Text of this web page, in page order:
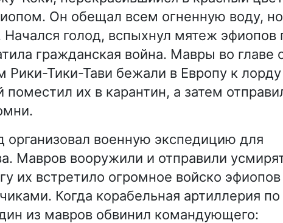
Он обещал всем огненную воду,
голод, вспыхнул мятеж эфиопов
гражданская война. Мавры во главе
Тики-Тави бежали в Европу к лорду
поместил их в карантин, а затем
организовал военную экспедицию для
Мавров вооружили и отправили
их встретило огромное войско
Когда корабельная артиллерия
из мавров обвинил командующего: